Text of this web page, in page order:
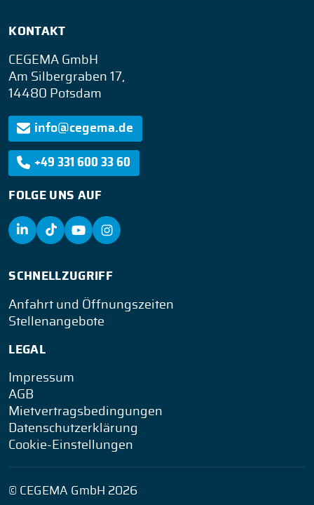
KONTAKT
CEGEMA GmbH
Am Silbergraben 17,
14480 Potsdam
info@cegema.de
+49 331 600 33 60
FOLGE UNS AUF
SCHNELLZUGRIFF
Anfahrt und Öffnungszeiten
Stellenangebote
LEGAL
Impressum
AGB
Mietvertragsbedingungen
Datenschutzerklärung
Cookie-Einstellungen
© CEGEMA GmbH 2026